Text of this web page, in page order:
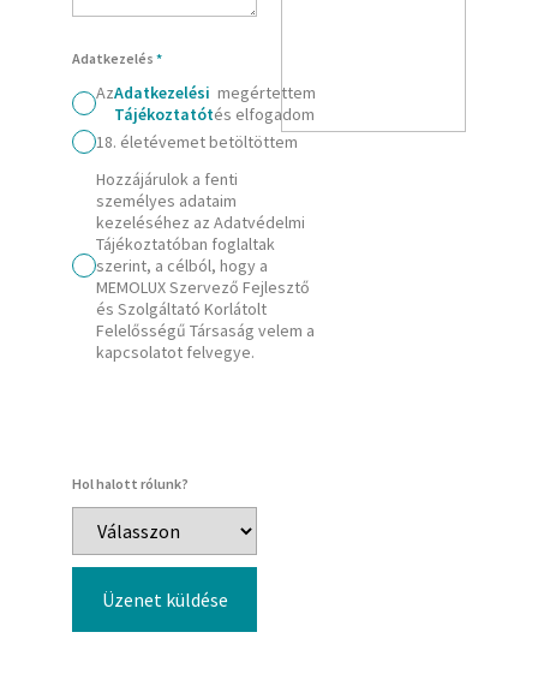
Adatkezelés *
AzAdatkezelési
Tájékoztatót
megértettem
és elfogadom
18. életévemet betöltöttem
Hozzájárulok a fenti
személyes adataim
kezeléséhez az Adatvédelmi
Tájékoztatóban foglaltak
szerint, a célból, hogy a
MEMOLUX Szervező Fejlesztő
és Szolgáltató Korlátolt
Felelősségű Társaság velem a
kapcsolatot felvegye.
Hol halott rólunk?
Üzenet küldése